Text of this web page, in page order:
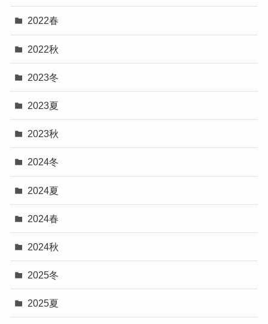
2022春
2022秋
2023冬
2023夏
2023秋
2024冬
2024夏
2024春
2024秋
2025冬
2025夏